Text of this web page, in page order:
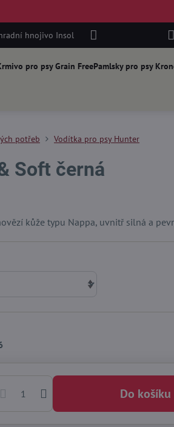
hnojivo Insol
pro psy Grain FreePamlsky pro psy
potřeb Vodítka pro psy Hunter
Soft černá
kůže typu Nappa, uvnitř silná a
Do košíku